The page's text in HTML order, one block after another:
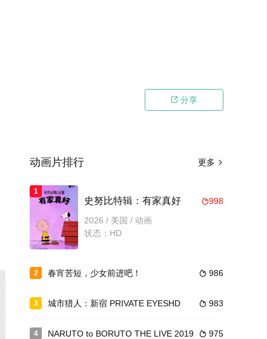
 分享
更多 
动画片排行
1
998
史努比特辑：有家真好
2026 / 美国 / 动画
状态：HD
2  986
春宵苦短，少女前进吧！
3  983
城市猎人：新宿 PRIVATE EYESHD
4  975
NARUTO to BORUTO THE LIVE 2019